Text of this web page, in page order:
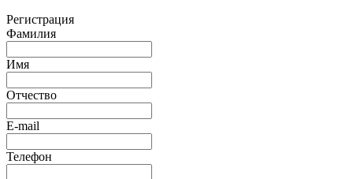
Регистрация
Фамилия
Имя
Отчество
E-mail
Телефон